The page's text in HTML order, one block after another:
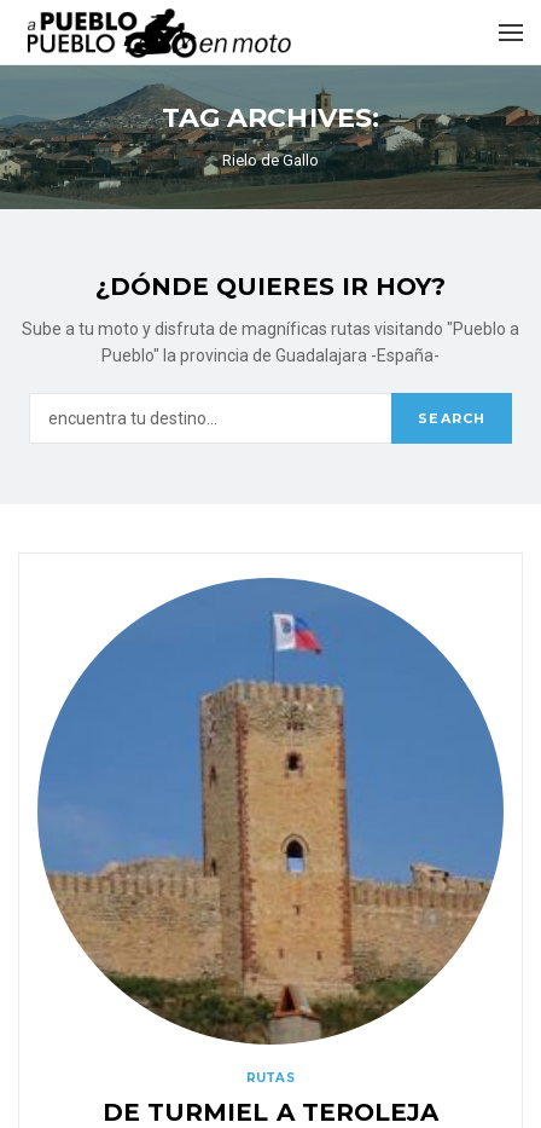
TAG ARCHIVES:
Rielo de Gallo
¿DÓNDE QUIERES IR HOY?
Sube a tu moto y disfruta de magníficas rutas visitando "Pueblo a
Pueblo" la provincia de Guadalajara -España-
RUTAS
DE TURMIEL A TEROLEJA